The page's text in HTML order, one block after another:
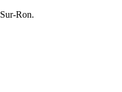
Sur-Ron.